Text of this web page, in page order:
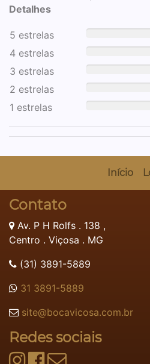
Detalhes
5 estrelas
4 estrelas
3 estrelas
2 estrelas
1 estrelas
Início
Contato
Av. P H Rolfs . 138 ,
Centro . Viçosa . MG
(31) 3891-5889
31 3891-5889
site@bocavicosa.com.br
Redes sociais